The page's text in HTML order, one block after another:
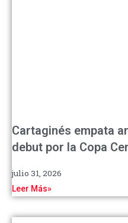
Cartaginés empata
debut por la Copa
julio 31, 2026
Leer Más»